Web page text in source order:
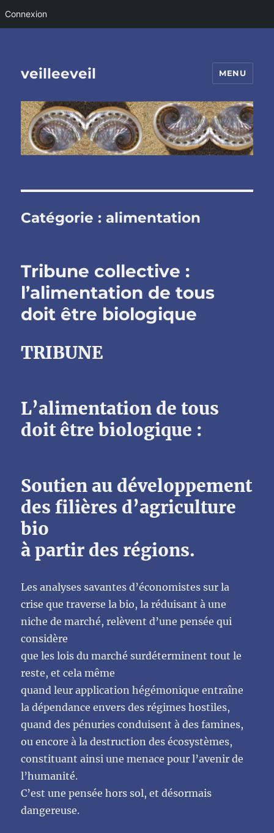
Connexion
veilleeveil MENU
Catégorie : alimentation
Tribune collective :
l’alimentation de tous
doit être biologique
TRIBUNE
L’alimentation de tous
doit être biologique :
Soutien au développement
des filières d’agriculture
bio
à partir des régions.
Les analyses savantes d’économistes sur la
crise que traverse la bio, la réduisant à une
niche de marché, relèvent d’une pensée qui
considère
que les lois du marché surdéterminent tout le
reste, et cela même
quand leur application hégémonique entraîne
la dépendance envers des régimes hostiles,
quand des pénuries conduisent à des famines,
ou encore à la destruction des écosystèmes,
constituant ainsi une menace pour l’avenir de
l’humanité.
C’est une pensée hors sol, et désormais
dangereuse.